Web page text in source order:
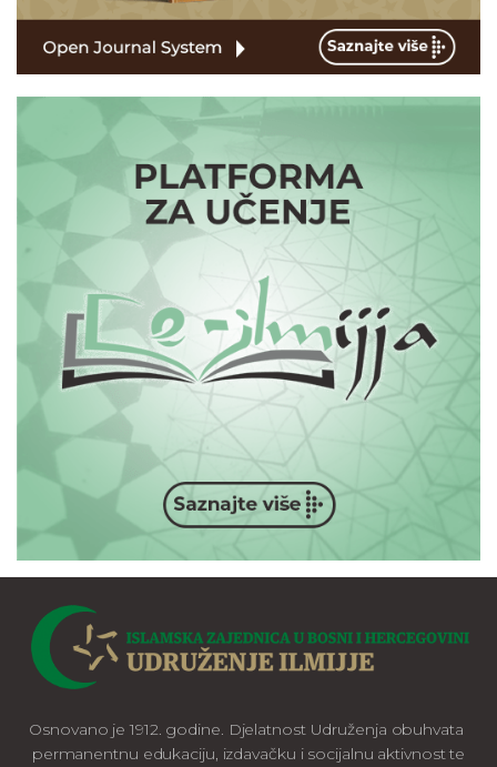
Osnovano je 1912. godine. Djelatnost Udruženja obuhvata
permanentnu edukaciju, izdavačku i socijalnu aktivnost te